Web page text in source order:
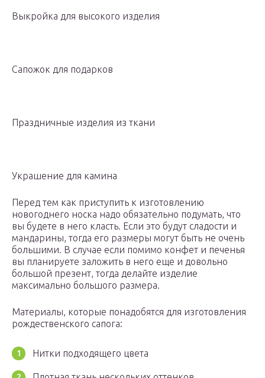
Выкройка для высокого изделия
Сапожок для подарков
Праздничные изделия из ткани
Украшение для камина
Перед тем как приступить к изготовлению
новогоднего носка надо обязательно подумать, что
вы будете в него класть. Если это будут сладости и
мандарины, тогда его размеры могут быть не очень
большими. В случае если помимо конфет и печенья
вы планируете заложить в него еще и довольно
большой презент, тогда делайте изделие
максимально большого размера.
Материалы, которые понадобятся для изготовления
рождественского сапога:
Нитки подходящего цвета